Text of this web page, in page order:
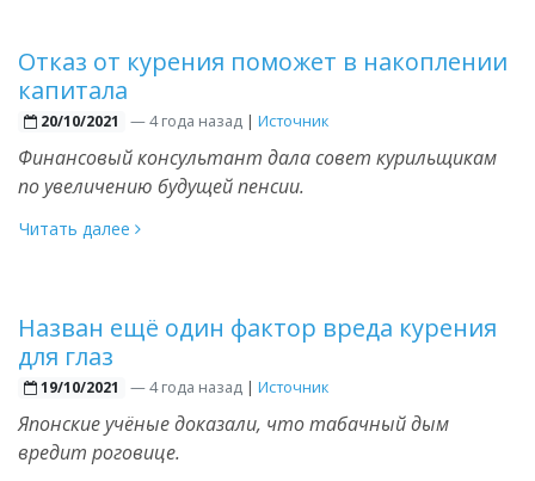
Отказ от курения поможет в накоплении
капитала
20/10/2021 —4 года назад | Источник
Финансовый консультант дала совет курильщикам
по увеличению будущей пенсии.
Читать далее
Назван ещё один фактор вреда курения
для глаз
19/10/2021 —4 года назад | Источник
Японские учёные доказали, что табачный дым
вредит роговице.